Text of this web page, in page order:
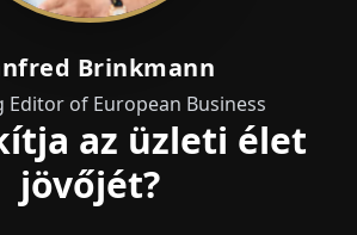
Brinkmann
Editor of European Business
az üzleti élet
jövőjét?